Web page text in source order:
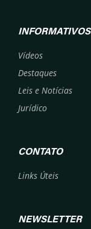
INFORMATIVOS
Vídeos
Destaques
Leis e Notícias
Jurídico
CONTATO
Links Úteis
NEWSLETTER